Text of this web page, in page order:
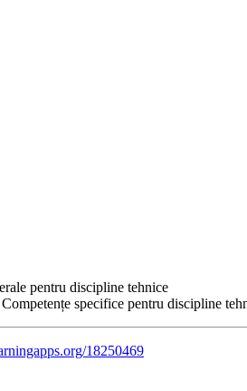
pentru discipline tehnice
specifice pentru discipline
18250469